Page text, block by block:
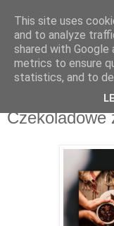
Portal kulturalny -
środa, 15 grudnia
Czekoladowe
This site uses
and to analyze
shared with
metrics to ensure
statistics, and to